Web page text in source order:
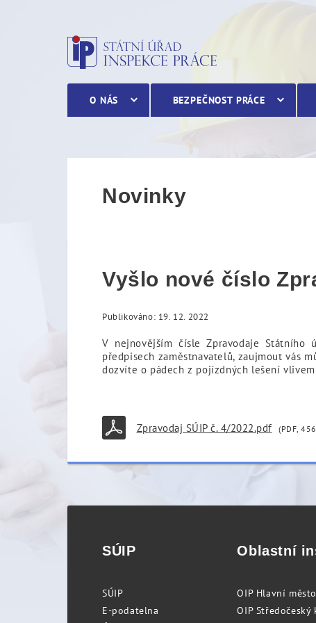
Vyšlo nové číslo
O NÁS BEZPEČNOST PRÁCE
Novinky
Vyšlo nové číslo
Publikováno: 19. 12. 2022
V nejnovějším čísle Zpravodaje
předpisech zaměstnavatelů, zaujmout vás
dozvíte o pádech z pojízdných lešení
Zpravodaj SÚIP č. 4/2022.pdf (PDF,
SÚIP
SÚIP
E-podatelna
Oblastní
OIP Hlavní
OIP Středočeský